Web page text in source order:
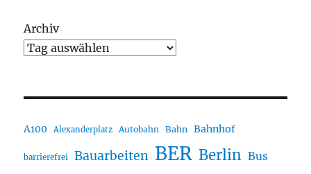
Archiv
A100 Alexanderplatz Autobahn Bahn Bahnhof
barrierefrei Bauarbeiten BER Berlin Bus